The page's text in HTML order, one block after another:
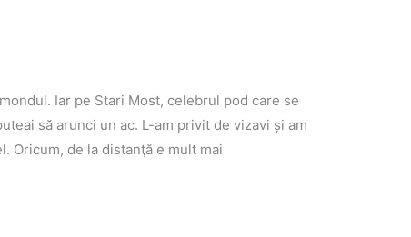
Iar pe Stari Most, celebrul pod care se
să arunci un ac. L-am privit de vizavi și am
Oricum, de la distanţă e mult mai